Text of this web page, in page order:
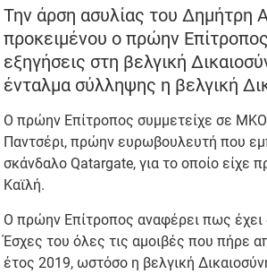
Την άρση ασυλίας του Δημήτρη
προκειμένου ο πρώην
εξηγήσεις στη βελγική
ένταλμα σύλληψης η βελγική
Ο πρώην Επίτροπος συμμετείχε σε ΜΚΟ
Παντσέρι, πρώην ευρωβουλευτή που
σκάνδαλο Qatargate, για το οποίο είχε
Καϊλή.
Ο πρώην Επίτροπος αναφέρει πως
Έσχες του όλες τις αμοιβές που πήρε
έτος 2019, ωστόσο η βελγική